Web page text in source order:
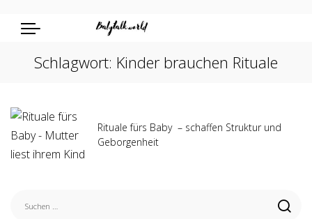
Schlagwort: Kinder brauchen Rituale
Rituale fürs Baby – schaffen Struktur und
Geborgenheit